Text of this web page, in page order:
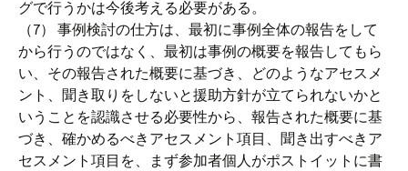
グで行うかは今後考える必要がある。
（7） 事例検討の仕方は、最初に事例全体の報告をして
から行うのではなく、最初は事例の概要を報告してもら
い、その報告された概要に基づき、どのようなアセスメ
ント、聞き取りをしないと援助方針が立てられないかと
いうことを認識させる必要性から、報告された概要に基
づき、確かめるべきアセスメント項目、聞き出すべきア
セスメント項目を、まず参加者個人がポストイットに書